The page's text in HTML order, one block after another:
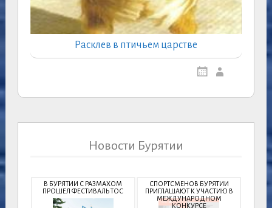
Расклев в птичьем царстве
Новости Бурятии
В БУРЯТИИ С РАЗМАХОМ
ПРОШЕЛ ФЕСТИВАЛЬ ТОС
СПОРТСМЕНОВ БУРЯТИИ
ПРИГЛАШАЮТ К УЧАСТИЮ В
МЕЖДУНАРОДНОМ
КОНКУРСЕ